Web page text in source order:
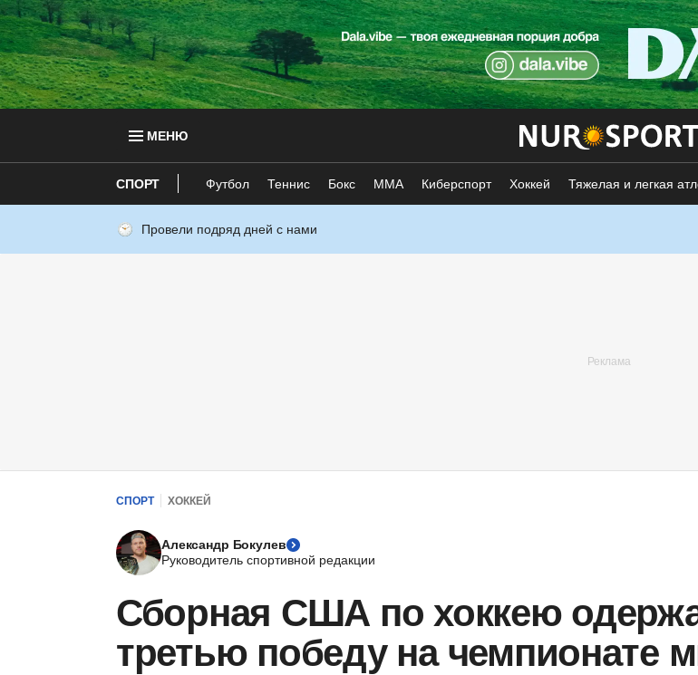
МЕНЮ
СПОРТ Футбол Теннис Бокс ММА Киберспорт Хоккей Тяжелая и легкая
Провели подряд дней с нами
СПОРТ ХОККЕЙ
Александр Бокулев
Руководитель спортивной редакции
Сборная США по хоккею
третью победу на чемпионате